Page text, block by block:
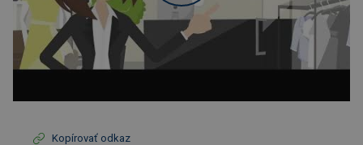
Kopírovať odkaz